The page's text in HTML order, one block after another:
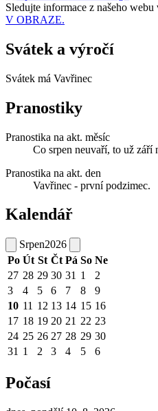
Sledujte informace z našeho webu
V OBRAZE.
Svátek a výročí
Svátek má Vavřinec
Pranostiky
Pranostika na akt. měsíc
Co srpen neuvaří, to už září
Pranostika na akt. den
Vavřinec - první podzimec.
Kalendář
Srpen2026
Po Út St Čt Pá So Ne
27 28 29 30 31 1
2
3
4 5 6 7 8
9
10 11 12 13 14 15 16
17 18 19 20 21 22 23
24 25 26 27 28 29 30
31 1 2 3 4 5 6
Počasí